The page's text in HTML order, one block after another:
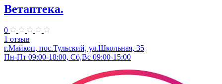
Ветаптека.
0
1 отзыв
г.Майкоп, пос.Тульский, ул.Школьная, 35
Пн-Пт 09:00-18:00, Сб,Вс 09:00-15:00